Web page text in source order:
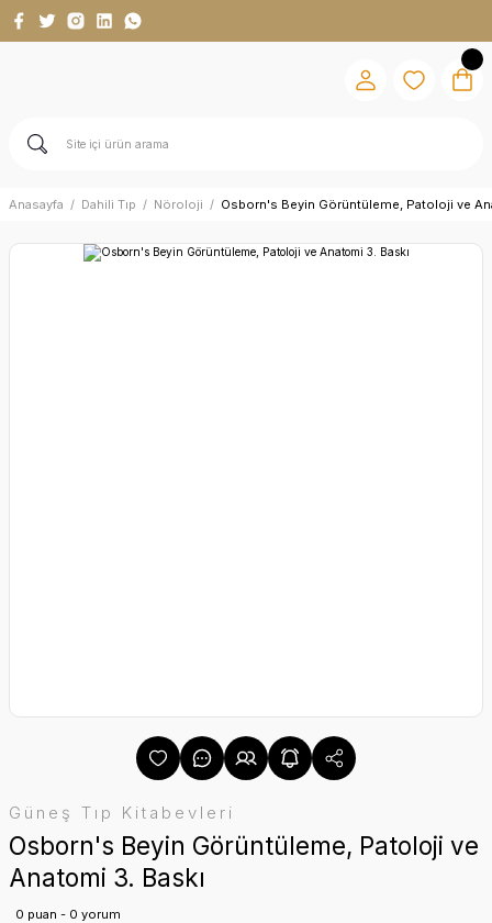
Anasayfa Dahili Tıp Nöroloji Osborn's Beyin Görüntüleme, Patoloji ve
Güneş Tıp Kitabevleri
Osborn's Beyin Görüntüleme, Patoloji ve
Anatomi 3. Baskı
0 puan - 0 yorum